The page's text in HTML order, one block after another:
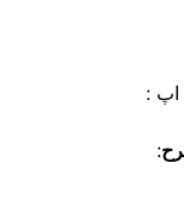
اپ :
: